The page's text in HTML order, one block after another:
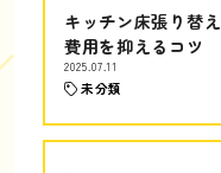
キッチン床張り替え
費用を抑えるコツ
2025.07.11
未分類